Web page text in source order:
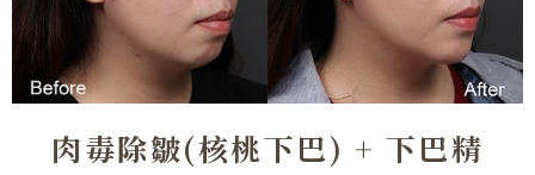
肉毒除皺(核桃下巴) + 下巴精